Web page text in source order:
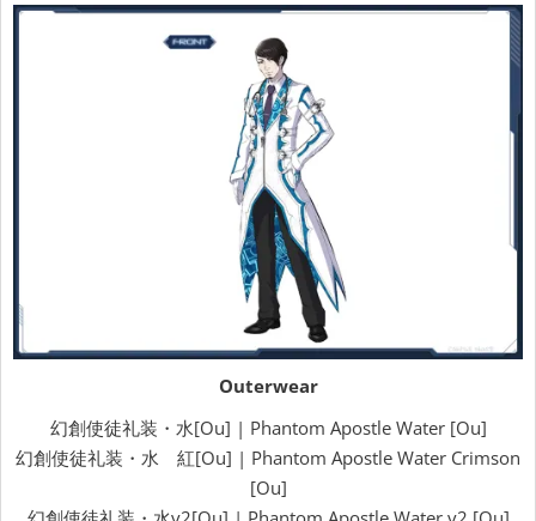
Outerwear
幻創使徒礼装・水[Ou] | Phantom Apostle Water [Ou]
幻創使徒礼装・水 紅[Ou] | Phantom Apostle Water Crimson
[Ou]